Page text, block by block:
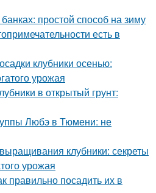
простой способ на зиму
есть в
клубники осенью:
урожая
в открытый грунт:
Любэ в Тюмени: не
клубники: секреты
урожая
правильно посадить их в